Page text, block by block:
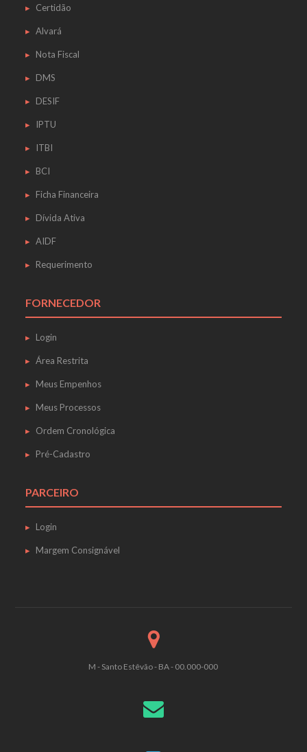
Certidão
Alvará
Nota Fiscal
DMS
DESIF
IPTU
ITBI
BCI
Ficha Financeira
Dívida Ativa
AIDF
Requerimento
FORNECEDOR
Login
Área Restrita
Meus Empenhos
Meus Processos
Ordem Cronológica
Pré-Cadastro
PARCEIRO
Login
Margem Consignável
M - Santo Estêvão - BA - 00.000-000